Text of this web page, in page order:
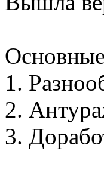
1.
2.
3.